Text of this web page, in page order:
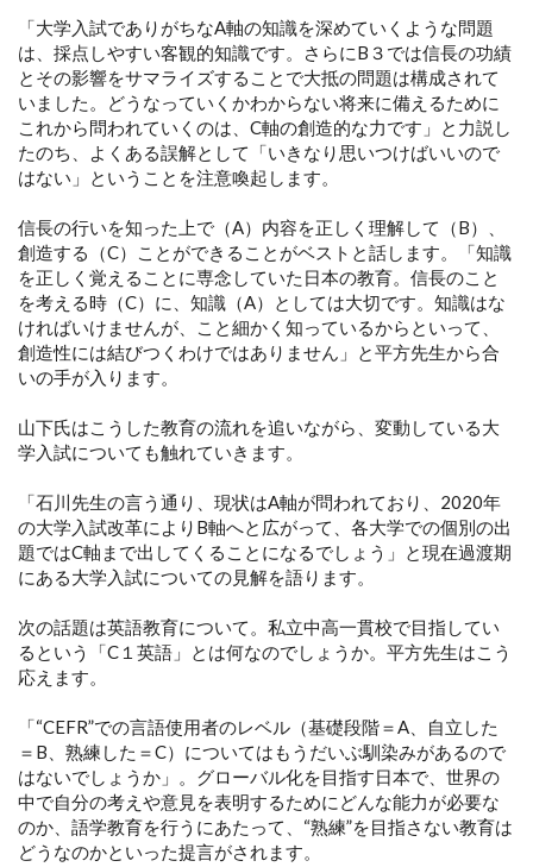
「大学入試でありがちなA軸の知識を深めていくような問題
は、採点しやすい客観的知識です。さらにB３では信長の功績
とその影響をサマライズすることで大抵の問題は構成されて
いました。どうなっていくかわからない将来に備えるために
これから問われていくのは、C軸の創造的な力です」と力説し
たのち、よくある誤解として「いきなり思いつけばいいので
はない」ということを注意喚起します。
信長の行いを知った上で（A）内容を正しく理解して（B）、
創造する（C）ことができることがベストと話します。「知識
を正しく覚えることに専念していた日本の教育。信長のこと
を考える時（C）に、知識（A）としては大切です。知識はな
ければいけませんが、こと細かく知っているからといって、
創造性には結びつくわけではありません」と平方先生から合
いの手が入ります。
山下氏はこうした教育の流れを追いながら、変動している大
学入試についても触れていきます。
「石川先生の言う通り、現状はA軸が問われており、2020年
の大学入試改革によりB軸へと広がって、各大学での個別の出
題ではC軸まで出してくることになるでしょう」と現在過渡期
にある大学入試についての見解を語ります。
次の話題は英語教育について。私立中高一貫校で目指してい
るという「C１英語」とは何なのでしょうか。平方先生はこう
応えます。
「“CEFR”での言語使用者のレベル（基礎段階＝A、自立した
＝B、熟練した＝C）についてはもうだいぶ馴染みがあるので
はないでしょうか」。グローバル化を目指す日本で、世界の
中で自分の考えや意見を表明するためにどんな能力が必要な
のか、語学教育を行うにあたって、“熟練”を目指さない教育は
どうなのかといった提言がされます。